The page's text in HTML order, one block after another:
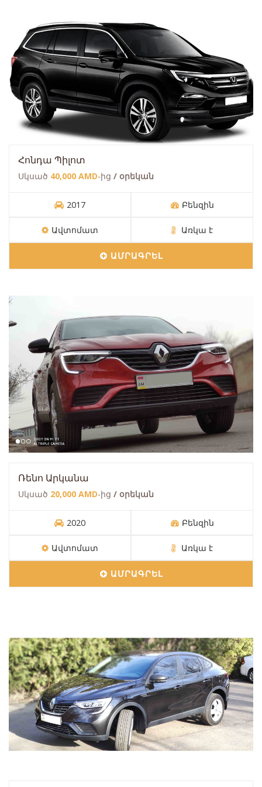
Հոնդա Պիլոտ
Սկսած 40,000 AMD-ից / օրեկան
2017 Բենզին
Ավտոմատ Առկա է
ԱՄՐԱԳՐԵԼ
Ռենո Արկանա
Սկսած 20,000 AMD-ից / օրեկան
2020 Բենզին
Ավտոմատ Առկա է
ԱՄՐԱԳՐԵԼ